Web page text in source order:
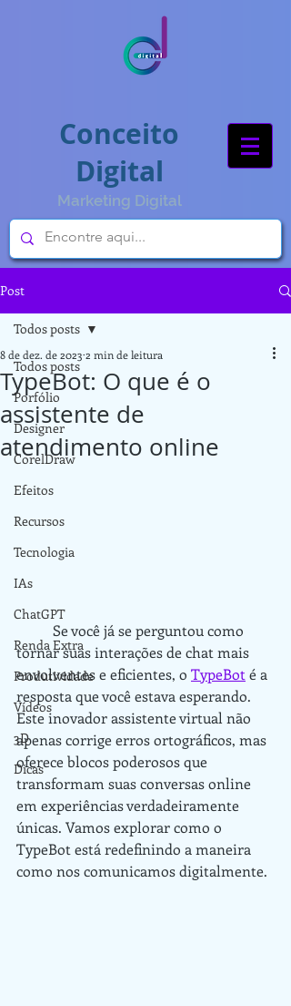
Conceito
Digital
Marketing Digital
Post
Todos posts
Porfólio
Designer
CorelDraw
Efeitos
Recursos
Tecnologia
IAs
ChatGPT
Renda Extra
Produtividade
Vídeos
3D
Dicas
Todos posts
TypeBot: O que é o
assistente de
atendimento online
8 de dez. de 2023 2 min de leitura
tornar suas interações de chat mais
envolventes e eficientes, o TypeBot é a
resposta que você estava esperando.
Este inovador assistente virtual não
apenas corrige erros ortográficos, mas
oferece blocos poderosos que
transformam suas conversas online
em experiências verdadeiramente
únicas. Vamos explorar como o
TypeBot está redefinindo a maneira
como nos comunicamos digitalmente.